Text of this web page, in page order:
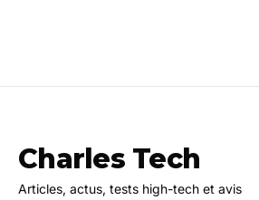
Charles Tech
Articles, actus, tests high-tech et avis